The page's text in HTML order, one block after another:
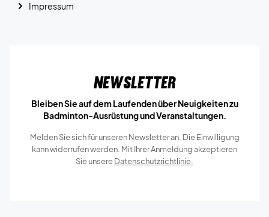
Impressum
Newsletter
Bleiben Sie auf dem Laufenden über Neuigkeiten zu
Badminton-Ausrüstung und Veranstaltungen.
Melden Sie sich für unseren Newsletter an. Die Einwilligung
kann widerrufen werden. Mit Ihrer Anmeldung akzeptieren
Sie unsereDatenschutzrichtlinie.